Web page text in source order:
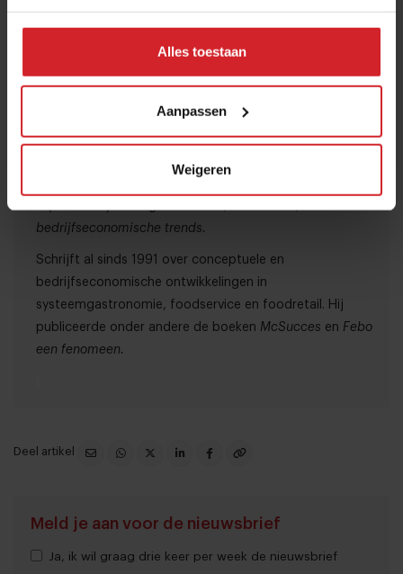
Alles toestaan
Aanpassen
Weigeren
Italiaans, Frans, Japans, Koreaans en
Mexicaans op de menukaart
bedrijfseconomische trends.
Schrijft al sinds 1991 over conceptuele en
bedrijfseconomische ontwikkelingen in
systeemgastronomie, foodservice en foodretail. Hij
publiceerde onder andere de boeken McSucces en Febo
een fenomeen.
Deel artikel
Meld je aan voor de nieuwsbrief
Ja, ik wil graag drie keer per week de nieuwsbrief